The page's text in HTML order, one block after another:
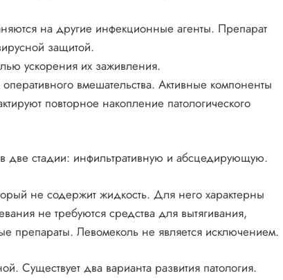
на другие инфекционные агенты. Препарат
защитой.
ускорения их заживления.
вмешательства. Активные компоненты
повторное накопление патологического
две стадии: инфильтративную и абсцедирующую.
не содержит жидкость. Для него характерны
не требуются средства для вытягивания,
препараты. Левомеколь не является исключением.
Существует два варианта развития патология.